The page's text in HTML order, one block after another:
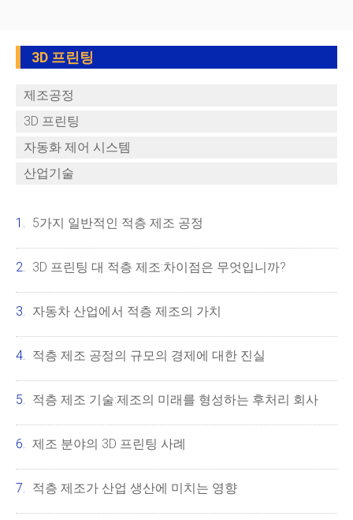
3D 프린팅
제조공정
3D 프린팅
자동화 제어 시스템
산업기술
5가지 일반적인 적층 제조 공정
3D 프린팅 대 적층 제조:차이점은 무엇입니까?
자동차 산업에서 적층 제조의 가치
적층 제조 공정의 규모의 경제에 대한 진실
적층 제조 기술:제조의 미래를 형성하는 후처리 회사
제조 분야의 3D 프린팅 사례
적층 제조가 산업 생산에 미치는 영향